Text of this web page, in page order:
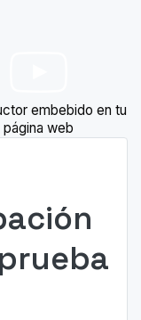
embebido en tu
página web